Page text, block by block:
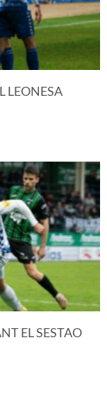
LEONESA
EL SESTAO